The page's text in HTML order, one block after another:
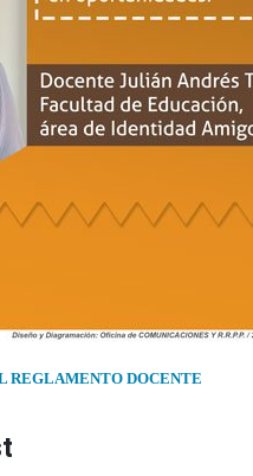
REGLAMENTO DOCENTE